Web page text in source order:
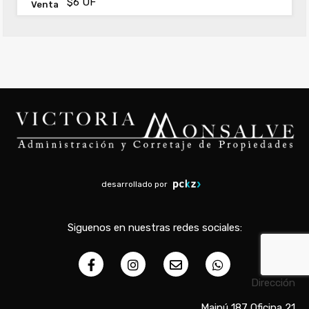
Venta
desarrollado por
Siguenos en nuestras redes sociales:
Dirección